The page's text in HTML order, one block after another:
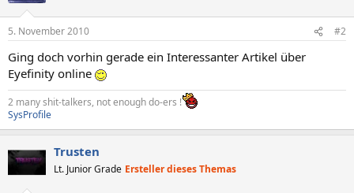
5. November 2010 #2
Ging doch vorhin gerade ein Interessanter Artikel über
Eyefinity online
2 many shit-talkers, not enough do-ers !
SysProfile
Trusten
Lt. Junior Grade Ersteller dieses Themas